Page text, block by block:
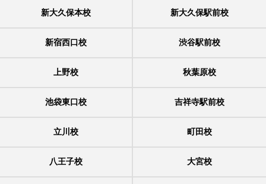
新大久保本校 新大久保駅前校
新宿西口校 渋谷駅前校
上野校 秋葉原校
池袋東口校 吉祥寺駅前校
立川校 町田校
八王子校 大宮校